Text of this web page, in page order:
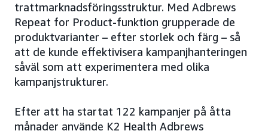
trattmarknadsföringsstruktur. Med Adbrews
Repeat for Product-funktion grupperade de
produktvarianter – efter storlek och färg – så
att de kunde effektivisera kampanjhanteringen
såväl som att experimentera med olika
kampanjstrukturer.
Efter att ha startat 122 kampanjer på åtta
månader använde K2 Health Adbrews